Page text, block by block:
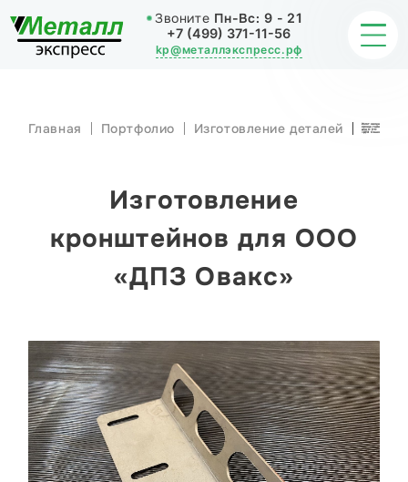
Звоните Пн-Вс: 9 - 21
+7 (499) 371-11-56
kp@металлэкспресс.рф
ОБРАБОТКА МЕТАЛЛА
ИЗДЕЛИЯ
НАШИ РАБОТЫ
КОНТАКТЫ
Главная Портфолио Изготовление деталей Изготовление
кронштейнов
для ООО
«ДПЗ Овакс»
Изготовление
кронштейнов для ООО
«ДПЗ Овакс»